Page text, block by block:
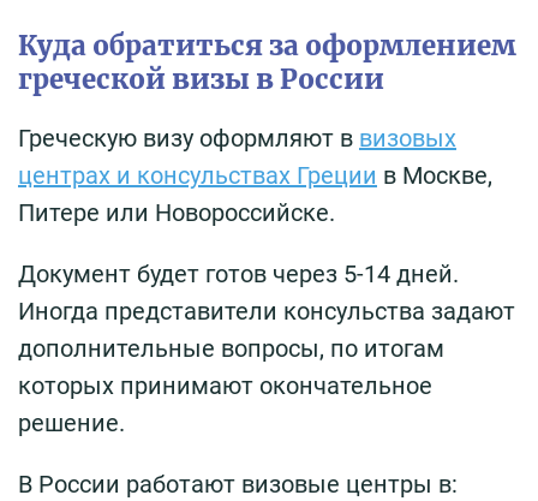
Куда обратиться за оформлением
греческой визы в России
Греческую визу оформляют в визовых
центрах и консульствах Греции в Москве,
Питере или Новороссийске.
Документ будет готов через 5-14 дней.
Иногда представители консульства задают
дополнительные вопросы, по итогам
которых принимают окончательное
решение.
В России работают визовые центры в: